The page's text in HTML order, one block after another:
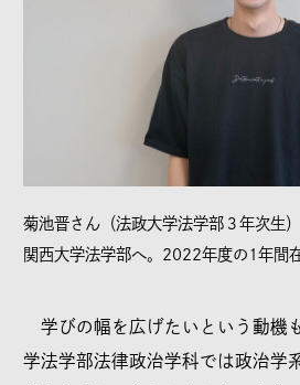
菊池晋さん（法政大学法学部３年次生）
関西大学法学部へ。2022年度の1年間
学びの幅を広げたいという動機
学法学部法律政治学科では政治学